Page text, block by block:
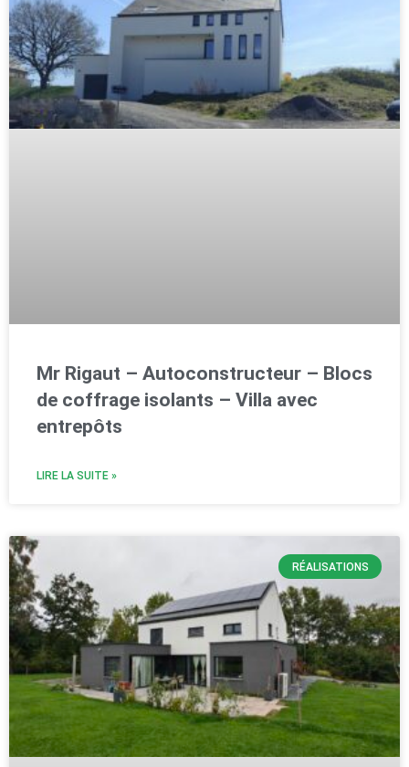
Mr Rigaut – Autoconstructeur – Blocs
de coffrage isolants – Villa avec
entrepôts
LIRE LA SUITE »
RÉALISATIONS